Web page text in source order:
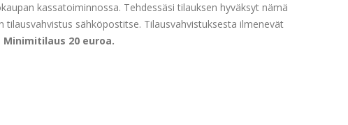
kassatoiminnossa. Tehdessäsi tilauksen hyväksyt nämä
sähköpostitse. Tilausvahvistuksesta ilmenevät
Minimitilaus 20 euroa.